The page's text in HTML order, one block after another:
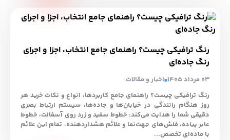
رنگ ترافیکی چیست؟ راهنمای جامع انتخاب، اجزا و اجرای
رنگ جاده‌ای
03 مرداد 1405
اخبار و مقالات
رنگ ترافیکی چیست؟ راهنمای جامع کاربردها، انواع و نکات خرید هر
روز هنگام رانندگی در خیابان‌ها و جاده‌ها، سیستم ارتباط بصری
دقیقی شما را هدایت می‌کند: خطوط سفید و زرد روی آسفالت، خطوط
عابر پیاده، فلش‌های جهت‌نما و علائم هشداردهنده. تمام این علائم
با ماده‌ای تخصص...